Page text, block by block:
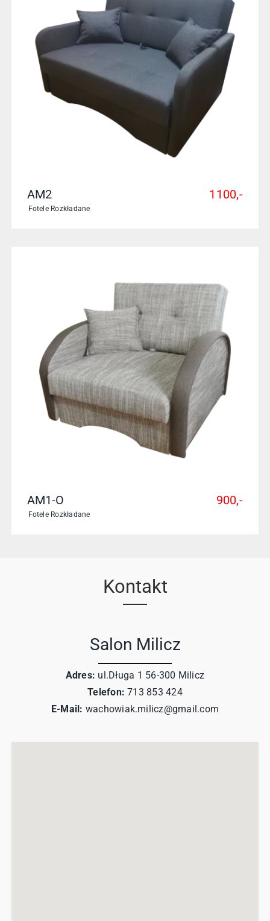
AM2
Fotele Rozkładane
1100,-
AM1-O
Fotele Rozkładane
900,-
Kontakt
Salon Milicz
Adres: ul.Długa 1 56-300 Milicz
Telefon: 713 853 424
E-Mail: wachowiak.milicz@gmail.com